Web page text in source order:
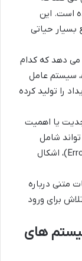
است. این
بسیار حیاتی
دهد که کدام
بخش از سیستم (مثلاً وب سرور Apache، سیستم عامل
را تولید کرده
یا اهمیت
شامل
اطلاعاتی (Info)، هشدار (Warn)، خطا (Error)، اشکال
متنی درباره
برای ورود
های